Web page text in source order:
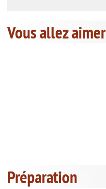
Vous allez aimer
Préparation